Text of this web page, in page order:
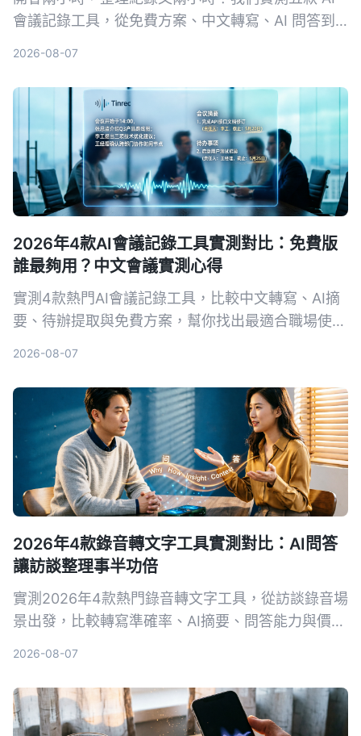
會議記錄工具，從免費方案、中文轉寫、AI 問答到
2026-08-07
2026年4款AI會議記錄工具實測對比：免費版
誰最夠用？中文會議實測心得
實測4款熱門AI會議記錄工具，比較中文轉寫、AI摘
要、待辦提取與免費方案，幫你找出最適合職場使用
2026-08-07
2026年4款錄音轉文字工具實測對比：AI問答
讓訪談整理事半功倍
實測2026年4款熱門錄音轉文字工具，從訪談錄音場
景出發，比較轉寫準確率、AI摘要、問答能力與價
2026-08-07